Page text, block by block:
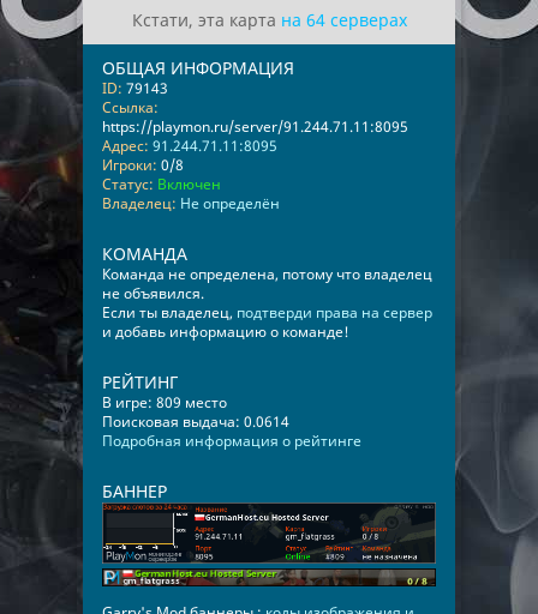
Кстати, эта карта на 64 серверах
ОБЩАЯ ИНФОРМАЦИЯ
ID: 79143
Ссылка:
https://playmon.ru/server/91.244.71.11:8095
Адрес: 91.244.71.11:8095
Игроки: 0/8
Статус: Включен
Владелец: Не определён
КОМАНДА
Команда не определена, потому что владелец
не объявился.
Если ты владелец, подтверди права на сервер
и добавь информацию о команде!
РЕЙТИНГ
В игре: 809 место
Поисковая выдача: 0.0614
Подробная информация о рейтинге
БАННЕР